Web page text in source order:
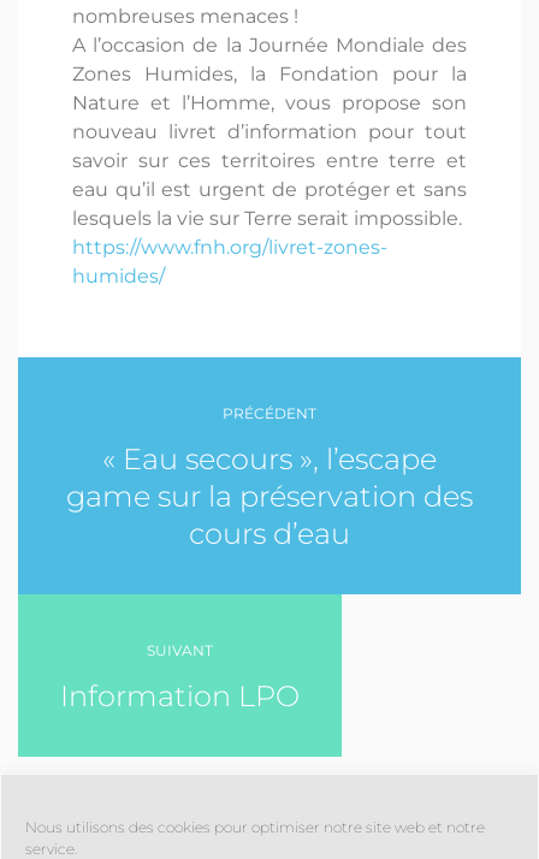
Nous utilisons des cookies pour optimiser notre site web et notre
service.
nombreuses menaces !
A l’occasion de la Journée Mondiale des
Zones Humides, la Fondation pour la
Nature et l’Homme, vous propose son
nouveau livret d’information pour tout
savoir sur ces territoires entre terre et
eau qu’il est urgent de protéger et sans
lesquels la vie sur Terre serait impossible.
https://www.fnh.org/livret-zones-
humides/
PRÉCÉDENT
« Eau secours », l’escape
game sur la préservation des
cours d’eau
SUIVANT
Information LPO